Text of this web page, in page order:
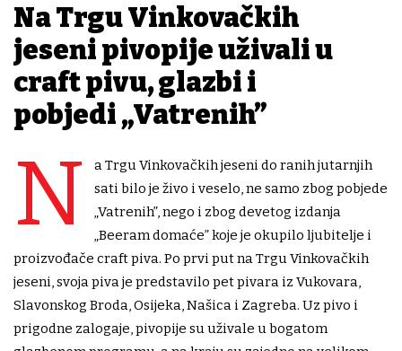
Na Trgu Vinkovačkih
jeseni pivopije uživali u
craft pivu, glazbi i
pobjedi „Vatrenih”
N
a Trgu Vinkovačkih jeseni do ranih jutarnjih
sati bilo je živo i veselo, ne samo zbog pobjede
„Vatrenih”, nego i zbog devetog izdanja
„Beeram domaće” koje je okupilo ljubitelje i
proizvođače craft piva. Po prvi put na Trgu Vinkovačkih
jeseni, svoja piva je predstavilo pet pivara iz Vukovara,
Slavonskog Broda, Osijeka, Našica i Zagreba. Uz pivo i
prigodne zalogaje, pivopije su uživale u bogatom